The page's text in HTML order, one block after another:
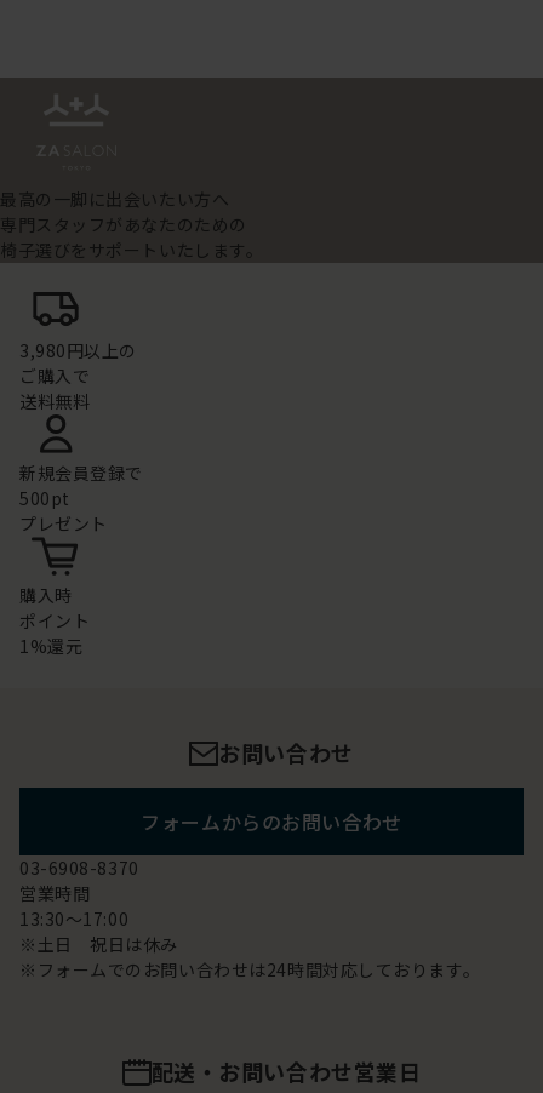
最高の一脚に出会いたい方へ
専門スタッフがあなたのための
椅子選びをサポートいたします。
3,980円以上の
ご購入で
送料無料
新規会員登録で
500pt
プレゼント
購入時
ポイント
1%還元
お問い合わせ
フォームからのお問い合わせ
03-6908-8370
営業時間
13:30～17:00
※土日 祝日は休み
※フォームでのお問い合わせは24時間対応しております。
配送・お問い合わせ営業日